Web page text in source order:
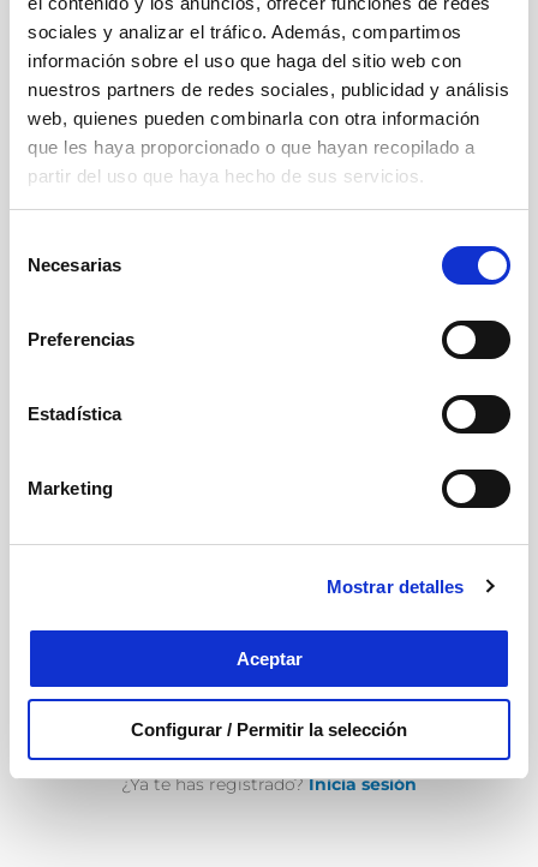
sociales y analizar el tráfico. Además, compartimos
información sobre el uso que haga del sitio web con
nuestros partners de redes sociales, publicidad y análisis
web, quienes pueden combinarla con otra información
que les haya proporcionado o que hayan recopilado a
partir del uso que haya hecho de sus servicios.
Necesarias
Preferencias
Estadística
Marketing
Mostrar detalles
Aceptar
Configurar / Permitir la selección
Apellidos*
Teléfono
Código postal
Introduce un mail y contraseña para poder acceder a tu
Acepto losTérminos y Condicionesde Hartmann
REGISTRARSE
¿Ya te has registrado?Inicia sesión